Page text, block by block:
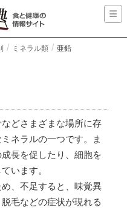
ミネラル類 亜鉛
どさまざまな場所に存
ネラルの一つです。ま
長を促したり、細胞を
います。
、不足すると、味覚異
毛などの症状が現れる